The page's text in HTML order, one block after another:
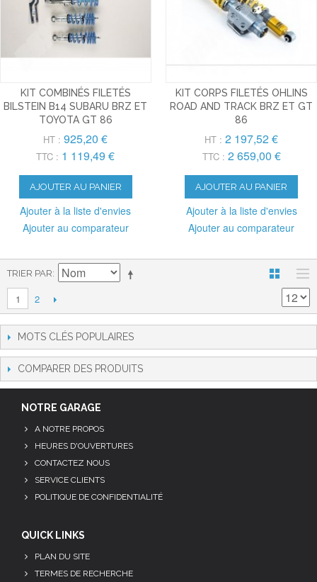
KIT COMBINÉS FILETÉS
BILSTEIN B14 SUBARU BRZ ET
TOYOTA GT 86
HT : 925,20 €
TTC : 1 119,49 €
AJOUTER AU PANIER
Ajouter à la liste d'envies
Ajouter au comparateur
KIT CORPS FILETÉS OHLINS
ROAD AND TRACK BRZ ET GT
86
HT : 2 197,52 €
TTC : 2 659,00 €
AJOUTER AU PANIER
Ajouter à la liste d'envies
Ajouter au comparateur
TRIER PAR
1 2
MOTS CLÉS POPULAIRES
COMPARER DES PRODUITS
NOTRE GARAGE
A NOTRE PROPOS
HEURES D'OUVERTURES
CONTACTEZ NOUS
SERVICE CLIENTS
POLITIQUE DE CONFIDENTIALITÉ
QUICK LINKS
PLAN DU SITE
TERMES DE RECHERCHE